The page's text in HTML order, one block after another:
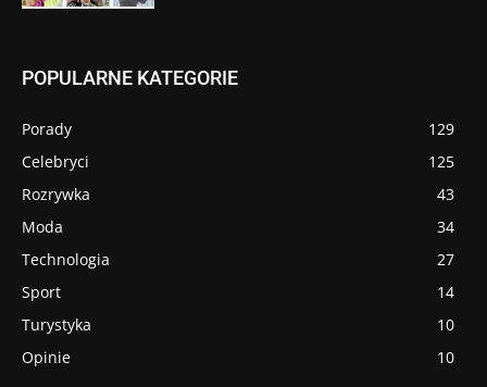
POPULARNE KATEGORIE
Porady
129
Celebryci
125
Rozrywka
43
Moda
34
Technologia
27
Sport
14
Turystyka
10
Opinie
10